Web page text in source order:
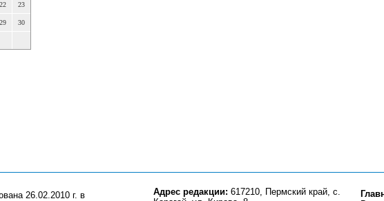
22 23
29 30
26.02.2010 г. в
Адрес редакции: 617210, Пермский край, с.